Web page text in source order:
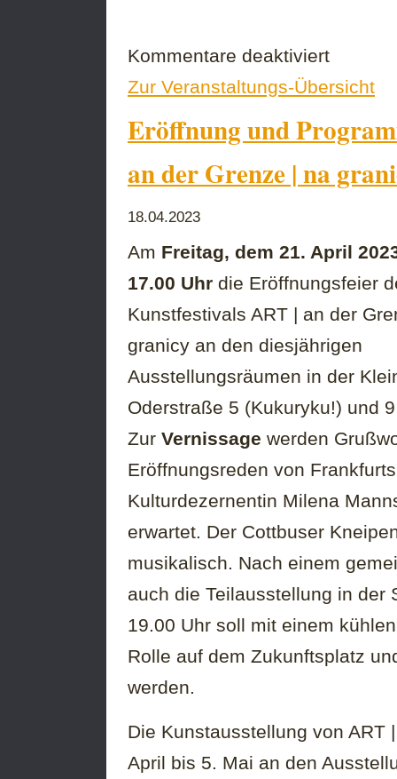
Kommentare deaktiviert„Łzy
Odry”
der
Zur Veranstaltungs-Übersicht
Eröffnung und
an der Grenze | na
18.04.2023
Am Freitag, dem 21. April
17.00 Uhr die Eröffnungsfeier
Kunstfestivals ART | an der
granicy an den diesjährigen
Ausstellungsräumen in der
Oderstraße 5 (Kukuryku!) und
Zur Vernissage werden
Eröffnungsreden von Frankfurts
Kulturdezernentin Milena
erwartet. Der Cottbuser
musikalisch. Nach einem
auch die Teilausstellung in der
19.00 Uhr soll mit einem
Rolle auf dem Zukunftsplatz
werden.
Die Kunstausstellung von ART
April bis 5. Mai an den